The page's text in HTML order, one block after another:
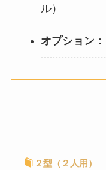
ル）
オプション：
２型（２人用）